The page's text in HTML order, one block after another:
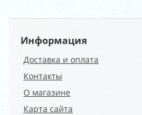
Информация
Доставка и оплата
Контакты
О магазине
Карта сайта